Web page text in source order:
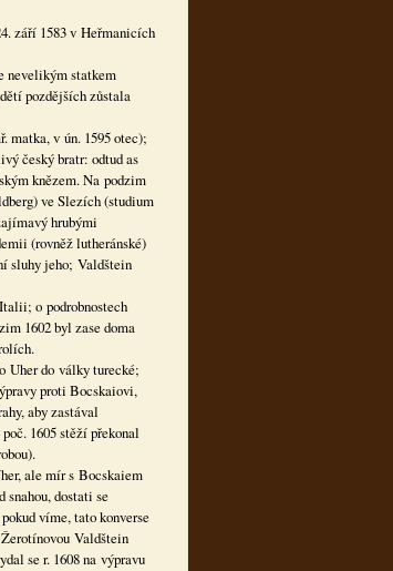
září 1583 v Heřmanicích
nevelikým statkem
pozdějších zůstala
matka, v ún. 1595 otec);
český bratr: odtud as
knězem. Na podzim
ve Slezích (studium
hrubými
(rovněž lutheránské)
sluhy jeho; Valdštein
o podrobnostech
1602 byl zase doma
Uher do války turecké;
proti Bocskaiovi,
aby zastával
1605 stěží překonal
ale mír s Bocskaiem
dostati se
víme, tato konverse
Valdštein
se r. 1608 na výpravu